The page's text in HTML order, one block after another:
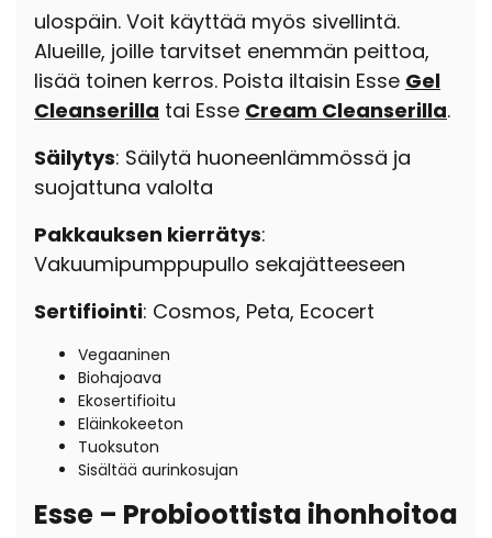
ulospäin. Voit käyttää myös sivellintä.
Alueille, joille tarvitset enemmän peittoa,
lisää toinen kerros. Poista iltaisin Esse Gel
Cleanserilla tai Esse Cream Cleanserilla.
Säilytys: Säilytä huoneenlämmössä ja
suojattuna valolta
Pakkauksen kierrätys:
Vakuumipumppupullo sekajätteeseen
Sertifiointi: Cosmos, Peta, Ecocert
Vegaaninen
Biohajoava
Ekosertifioitu
Eläinkokeeton
Tuoksuton
Sisältää aurinkosujan
Esse – Probioottista ihonhoitoa